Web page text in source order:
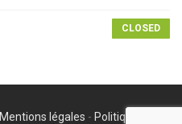
CLOSED
Mentions légales - Politique de